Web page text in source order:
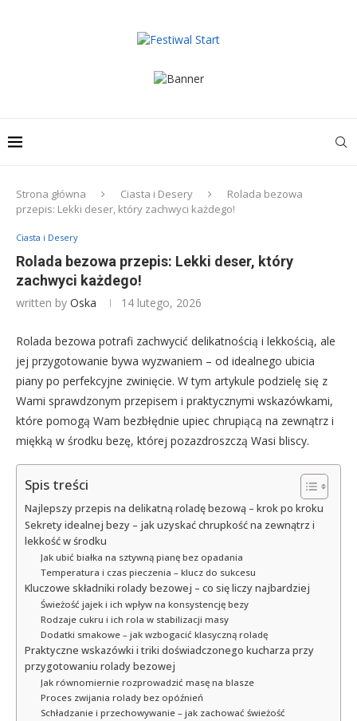
Strona główna Ciasta i Desery
Rolada bezowa
przepis: Lekki deser, który zachwyci każdego!
Ciasta i Desery
Rolada bezowa przepis: Lekki deser, który
zachwyci każdego!
written by Oska 14 lutego, 2026
Rolada bezowa potrafi zachwycić delikatnością i lekkością, ale
jej przygotowanie bywa wyzwaniem – od idealnego ubicia
piany po perfekcyjne zwinięcie. W tym artykule podzielę się z
Wami sprawdzonym przepisem i praktycznymi wskazówkami,
które pomogą Wam bezbłędnie upiec chrupiącą na zewnątrz i
miękką w środku bezę, której pozazdroszczą Wasi bliscy.
Spis treści
Najlepszy przepis na delikatną roladę bezową – krok po kroku
Sekrety idealnej bezy – jak uzyskać chrupkość na zewnątrz i
lekkość w środku
Jak ubić białka na sztywną pianę bez opadania
Temperatura i czas pieczenia – klucz do sukcesu
Kluczowe składniki rolady bezowej – co się liczy najbardziej
Świeżość jajek i ich wpływ na konsystencję bezy
Rodzaje cukru i ich rola w stabilizacji masy
Dodatki smakowe – jak wzbogacić klasyczną roladę
Praktyczne wskazówki i triki doświadczonego kucharza przy
przygotowaniu rolady bezowej
Jak równomiernie rozprowadzić masę na blasze
Proces zwijania rolady bez opóźnień
Schładzanie i przechowywanie – jak zachować świeżość